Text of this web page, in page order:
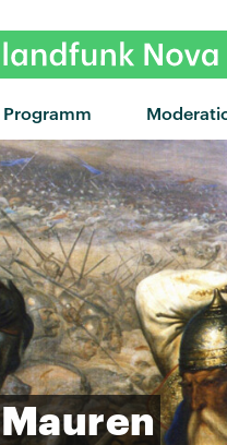
Programm
"Kiss Me Better" von
Mauren